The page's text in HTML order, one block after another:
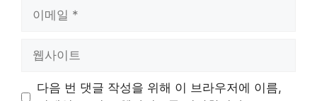
다음 번 댓글 작성을 위해 이 브라우저에 이름,